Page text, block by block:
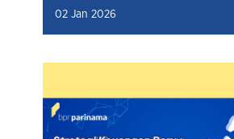
02 Jan 2026